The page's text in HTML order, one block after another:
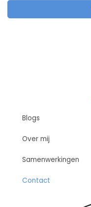
Blogs
Over mij
Samenwerkingen
Contact